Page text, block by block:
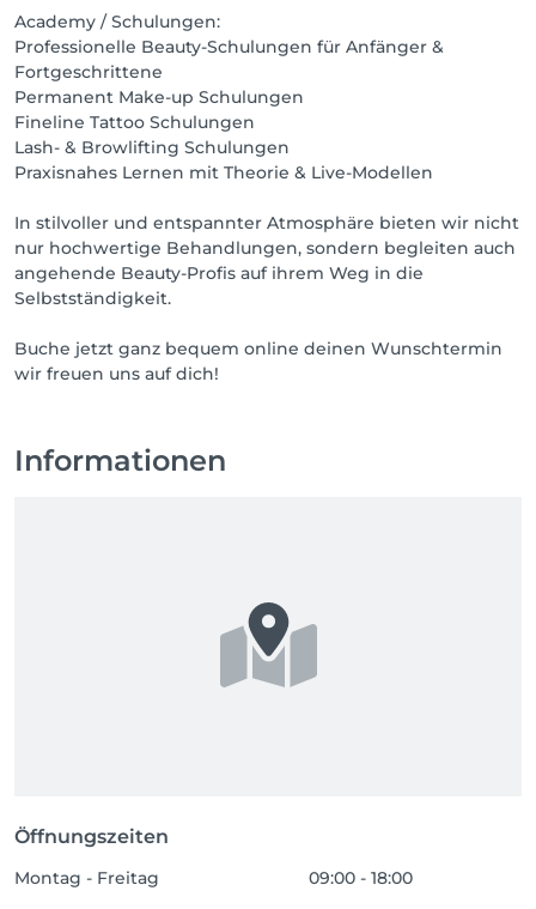
Academy / Schulungen:
Professionelle Beauty-Schulungen für Anfänger &
Fortgeschrittene
Permanent Make-up Schulungen
Fineline Tattoo Schulungen
Lash- & Browlifting Schulungen
Praxisnahes Lernen mit Theorie & Live-Modellen
In stilvoller und entspannter Atmosphäre bieten wir nicht
nur hochwertige Behandlungen, sondern begleiten auch
angehende Beauty-Profis auf ihrem Weg in die
Selbstständigkeit.
Buche jetzt ganz bequem online deinen Wunschtermin
wir freuen uns auf dich!
Informationen
Öffnungszeiten
Montag - Freitag 09:00 - 18:00